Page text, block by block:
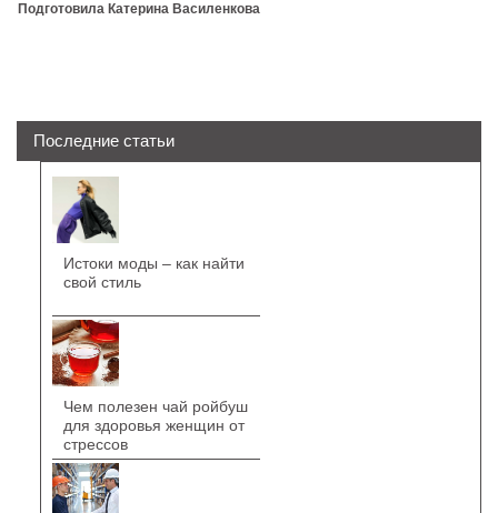
Подготовила Катерина Василенкова
Последние статьи
Истоки моды – как найти
свой стиль
Чем полезен чай ройбуш
для здоровья женщин от
стрессов